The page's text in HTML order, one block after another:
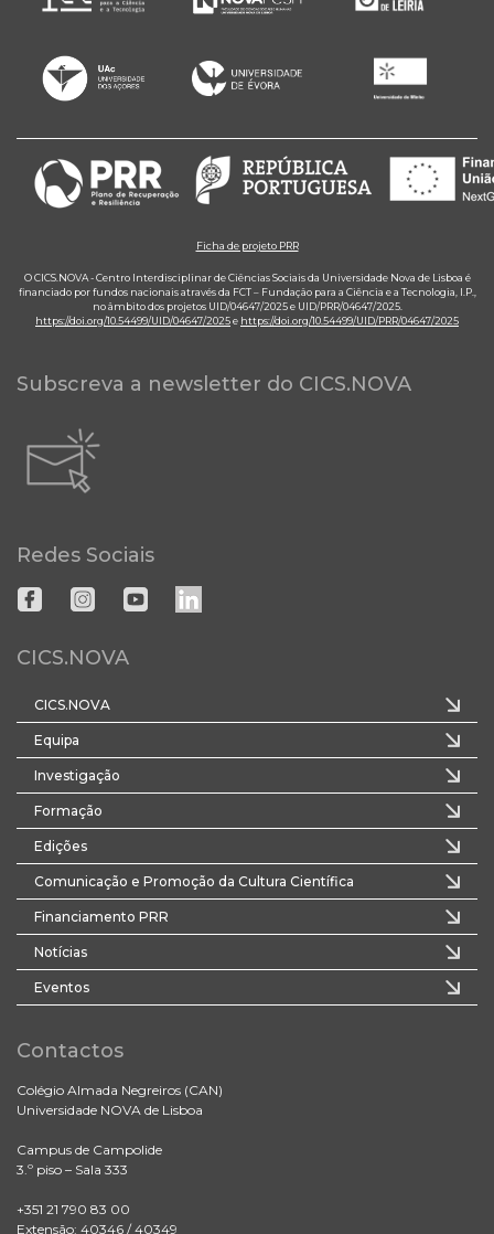
Ficha de projeto PRR
O CICS.NOVA - Centro Interdisciplinar de Ciências Sociais da Universidade Nova de Lisboa é
financiado por fundos nacionais através da FCT – Fundação para a Ciência e a Tecnologia, I.P.,
no âmbito dos projetos UID/04647/2025 e UID/PRR/04647/2025.
https://doi.org/10.54499/UID/04647/2025e https://doi.org/10.54499/UID/PRR/04647/2025
Subscreva a newsletter do CICS.NOVA
Redes Sociais
CICS.NOVA
CICS.NOVA
Equipa
Investigação
Formação
Edições
Comunicação e Promoção da Cultura Científica
Financiamento PRR
Notícias
Eventos
Contactos
Colégio Almada Negreiros (CAN)
Universidade NOVA de Lisboa
Campus de Campolide
3.º piso – Sala 333
+351 21 790 83 00
Extensão: 40346 / 40349